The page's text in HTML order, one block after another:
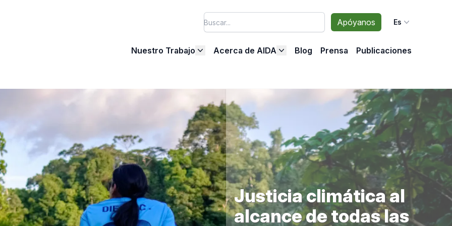
Apóyanos Es
Nuestro Trabajo Acerca de AIDA Blog Prensa Publicaciones
Justicia climática al
alcance de todas las